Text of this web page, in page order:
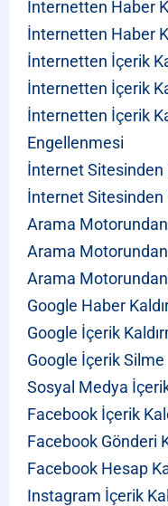
İnternetten Haber
İnternetten Haber
İnternetten İçerik
İnternetten İçerik
İnternetten İçerik
Engellenmesi
İnternet Sitesinden
İnternet Sitesinden
Arama
Arama
Arama
Google Haber
Google İçerik
Google İçerik Silme
Sosyal Medya
Facebook İçerik
Facebook Gönderi
Facebook Hesap
Instagram İçerik